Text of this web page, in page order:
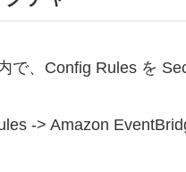
で、Config Rules を
-> Amazon